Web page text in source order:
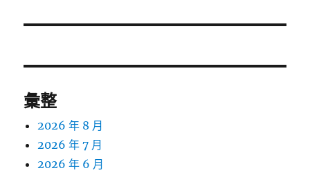
章:
彙整
2026 年 8 月
2026 年 7 月
2026 年 6 月